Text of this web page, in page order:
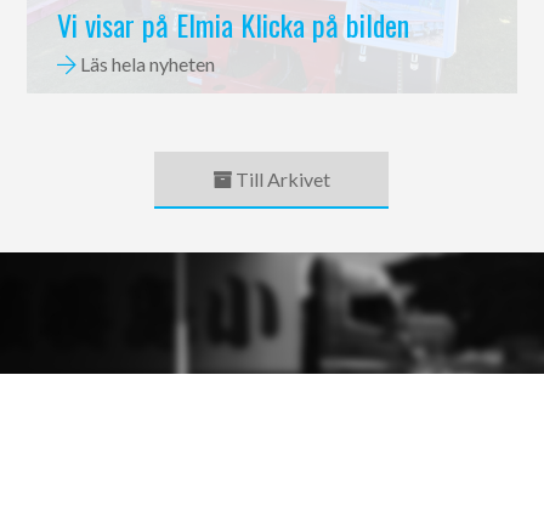
Vi visar på Elmia Klicka på bilden
Läs hela nyheten
Till Arkivet